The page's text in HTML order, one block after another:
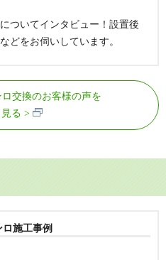
ついてインタビュー！設置後
どをお伺いしています。
交換のお客様の声を
る
施工事例